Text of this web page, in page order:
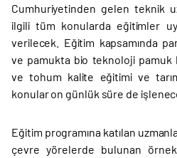
Cumhuriyetinden gelen teknik
ilgili tüm konularda eğitimler
verilecek. Eğitim kapsamında
ve pamukta bio teknoloji pamuk
ve tohum kalite eğitimi ve
konular on günlük süre de
Eğitim programına katılan
çevre yörelerde bulunan